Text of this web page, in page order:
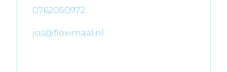
0762050972
jos@fleximaal.nl